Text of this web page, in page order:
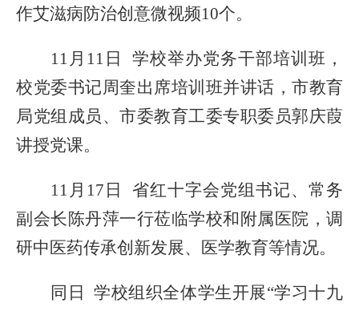
作艾滋病防治创意微视频10个。
11月11日 学校举办党务干部培训 班 ，
校党委书记周奎出席培训班并讲话， 市教育
局党组成员、市委教育工委专职委员郭庆葭
讲授党课。
11月17日 省红十字会党组书记、常务
副会长陈丹萍一行莅临学校和附属医院，调
研中医药传承创新发展、医学教育等情况。
同日 学校组织全体学生开展“学习十九